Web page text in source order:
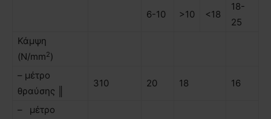
6-10 >10 <18
18-
25
Κάµψη
(N/mm2)
– µέτρο
θραύσης ║
310 20 18 16
– µέτρο